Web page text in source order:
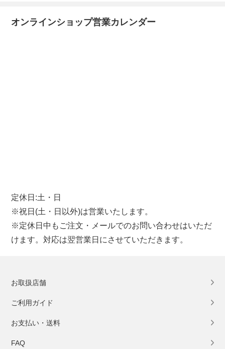
オンラインショップ営業カレンダー
定休日:土・日
※祝日(土・日以外)は営業いたします。
※定休日中もご注文・メールでのお問い合わせはいただ
けます。対応は翌営業日にさせていただきます。
お取扱店舗
ご利用ガイド
お支払い・送料
FAQ